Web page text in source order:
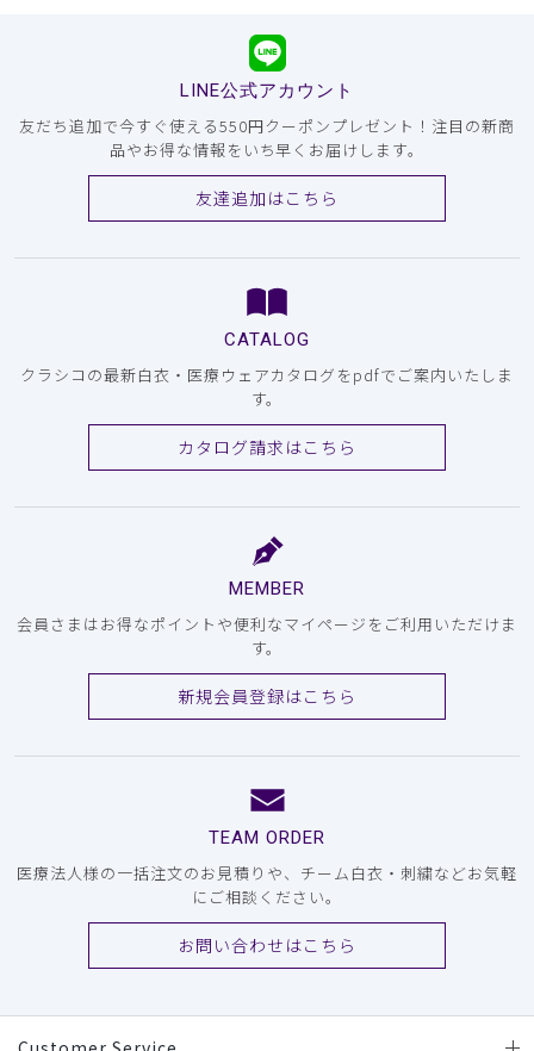
LINE公式アカウント
友だち追加で今すぐ使える550円クーポンプレゼント！注目の新商
品やお得な情報をいち早くお届けします。
友達追加はこちら
CATALOG
クラシコの最新白衣・医療ウェアカタログをpdfでご案内いたしま
す。
カタログ請求はこちら
MEMBER
会員さまはお得なポイントや便利なマイページをご利用いただけま
す。
新規会員登録はこちら
TEAM ORDER
医療法人様の一括注文のお見積りや、チーム白衣・刺繍などお気軽
にご相談ください。
お問い合わせはこちら